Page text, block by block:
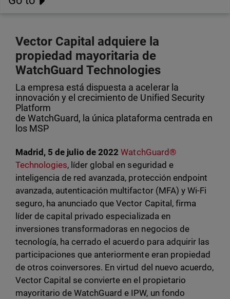
Vector Capital adquiere la
propiedad mayoritaria de
WatchGuard Technologies
La empresa está dispuesta a acelerar la
innovación y el crecimiento de Unified Security
Platform
de WatchGuard, la única plataforma centrada en
los MSP
Madrid, 5 de julio de 2022 WatchGuard®
Technologies, líder global en seguridad e
inteligencia de red avanzada, protección endpoint
avanzada, autenticación multifactor (MFA) y Wi-Fi
seguro, ha anunciado que Vector Capital, firma
líder de capital privado especializada en
inversiones transformadoras en negocios de
tecnología, ha cerrado el acuerdo para adquirir las
participaciones que anteriormente eran propiedad
de otros coinversores. En virtud del nuevo acuerdo,
Vector Capital se convierte en el propietario
mayoritario de WatchGuard e IPW, un fondo